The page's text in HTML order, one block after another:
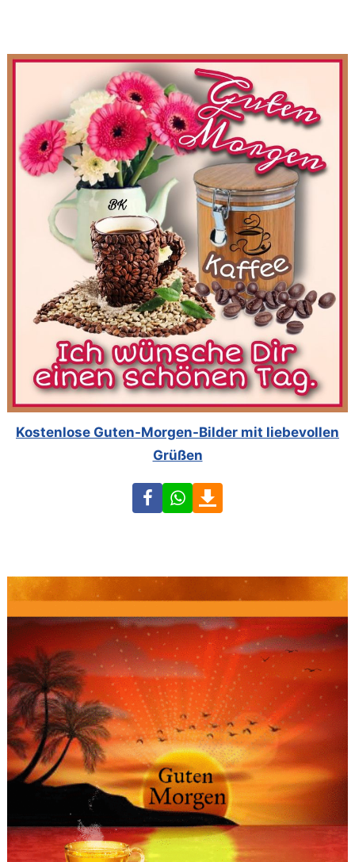
Kostenlose Guten-Morgen-Bilder mit liebevollen
Grüßen
FacebookWhatsApp